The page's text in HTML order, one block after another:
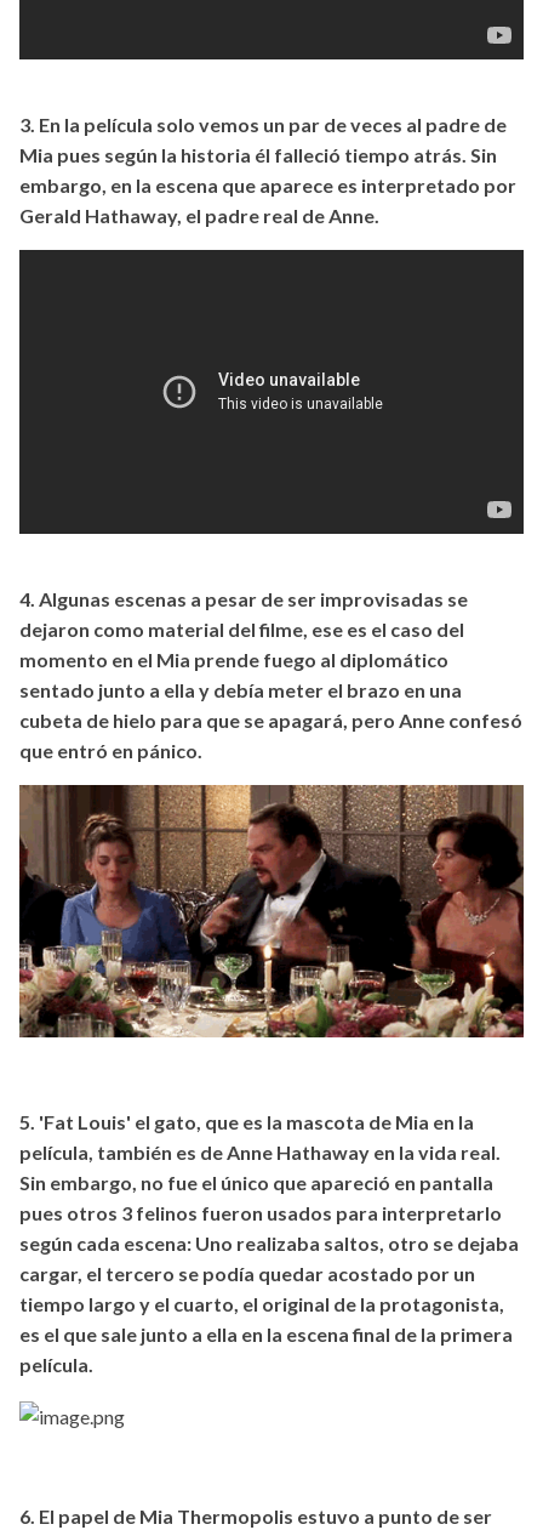
3. En la película solo vemos un par de veces al padre de
Mia pues según la historia él falleció tiempo atrás. Sin
embargo, en la escena que aparece es interpretado por
Gerald Hathaway, el padre real de Anne.
4. Algunas escenas a pesar de ser improvisadas se
dejaron como material del filme, ese es el caso del
momento en el Mia prende fuego al diplomático
sentado junto a ella y debía meter el brazo en una
cubeta de hielo para que se apagará, pero Anne confesó
que entró en pánico.
5. 'Fat Louis' el gato, que es la mascota de Mia en la
película, también es de Anne Hathaway en la vida real.
Sin embargo, no fue el único que apareció en pantalla
pues otros 3 felinos fueron usados para interpretarlo
según cada escena: Uno realizaba saltos, otro se dejaba
cargar, el tercero se podía quedar acostado por un
tiempo largo y el cuarto, el original de la protagonista,
es el que sale junto a ella en la escena final de la primera
película.
6. El papel de Mia Thermopolis estuvo a punto de ser